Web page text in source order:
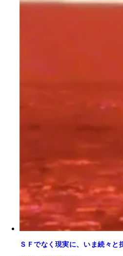
発射後、いったん上昇
上を飛んでから目標
この構想の中核をな
ＳＦでなく現実に、いま続々